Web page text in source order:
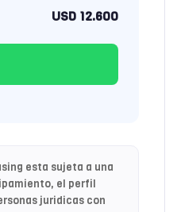
USD 12.600
esta sujeta a una
el perfil
juridicas con